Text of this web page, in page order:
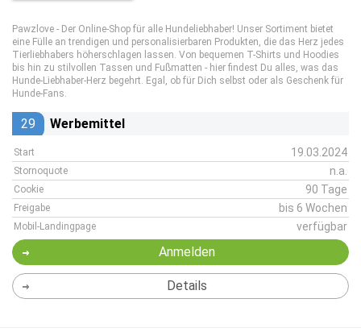
Pawzlove - Der Online-Shop für alle Hundeliebhaber! Unser Sortiment bietet
eine Fülle an trendigen und personalisierbaren Produkten, die das Herz jedes
Tierliebhabers höherschlagen lassen. Von bequemen T-Shirts und Hoodies
bis hin zu stilvollen Tassen und Fußmatten - hier findest Du alles, was das
Hunde-Liebhaber-Herz begehrt. Egal, ob für Dich selbst oder als Geschenk für
Hunde-Fans.
29 Werbemittel
Start 19.03.2024
Stornoquote n.a.
Cookie 90 Tage
Freigabe bis 6 Wochen
Mobil-Landingpage verfügbar
Anmelden
Details